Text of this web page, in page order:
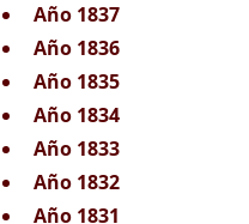
Año 1837
Año 1836
Año 1835
Año 1834
Año 1833
Año 1832
Año 1831